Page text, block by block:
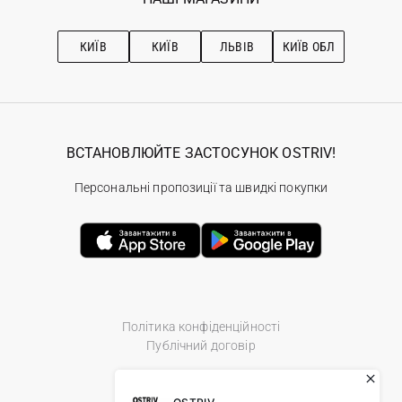
Рекомендації з догляду
КИЇВ КИЇВ ЛЬВІВ КИЇВ ОБЛ
Політика конфіденційності
Публічний договір
ВСТАНОВЛЮЙТЕ ЗАСТОСУНОК OSTRIV!
Персональні пропозиції та швидкі покупки